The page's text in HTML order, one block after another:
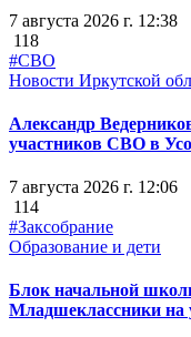
7 августа 2026 г. 12:38
118
#СВО
Новости Иркутской
Александр
участников СВО в
7 августа 2026 г. 12:06
114
#Заксобрание
Образование и дети
Блок начальной
Младшеклассники на